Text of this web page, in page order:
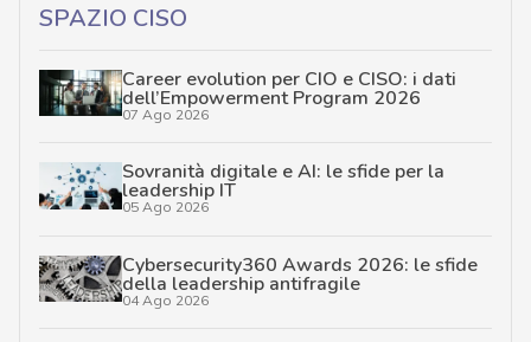
SPAZIO CISO
Career evolution per CIO e CISO: i dati
dell’Empowerment Program 2026
07 Ago 2026
Sovranità digitale e AI: le sfide per la
leadership IT
05 Ago 2026
Cybersecurity360 Awards 2026: le sfide
della leadership antifragile
04 Ago 2026